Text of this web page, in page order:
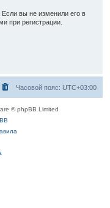
вы не изменили его в
при регистрации.
Часовой пояс: UTC+03:00
© phpBB Limited